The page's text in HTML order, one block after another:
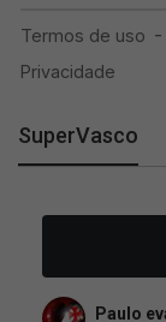
SuperVasco